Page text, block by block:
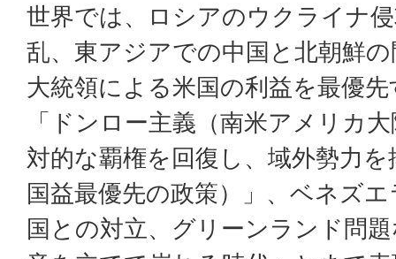
世界では、ロシアのウクライナ
乱、東アジアでの中国と北朝鮮
大統領による米国の利益を最優
「ドンロー主義（南米アメリカ
対的な覇権を回復し、域外勢力
国益最優先の政策）」、ベネズ
国との対立、グリーンランド問